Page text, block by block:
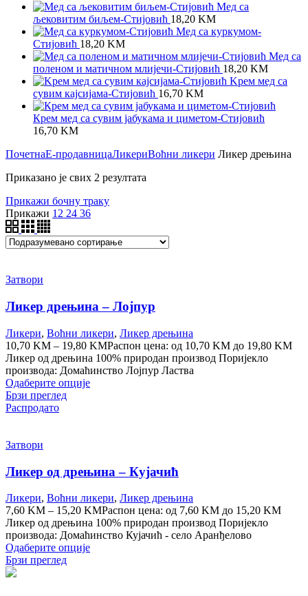
Мед са
љековитим биљем-Стијовић 18,20 KM
Meд са куркумом-
Стијовић 18,20 KM
Мед са
поленом и матичном млијечи-Стијовић 18,20 KM
Kрем мед са
сувим кајсијама-Стијовић 16,70 KM
Крем мед са сувим јабукама и циметом-Стијовић
16,70 KM
ПочетнаЕ-продавницаЛикериВоћни ликери Ликер дрењина
Приказано је свих 2 резултата
Прикажи бочну траку
Прикажи 12 24 36
Затвори
Ликер дрењина – Лојпур
Ликери, Воћни ликери, Ликер дрењина
10,70 KM – 19,80 KMРаспон цена: од 10,70 KM до 19,80 KM
Ликер од дрењина 100% природан производ Поријекло
производа: Домаћинство Лојпур Ластва
Одаберите опције
Брзи преглед
Распродато
Затвори
Ликер од дрењина – Кујачић
Ликери, Воћни ликери, Ликер дрењина
7,60 KM – 15,20 KMРаспон цена: од 7,60 KM до 15,20 KM
Ликер од дрењина 100% природан производ Поријекло
производа: Домаћинство Кујачић - село Аранђелово
Одаберите опције
Брзи преглед